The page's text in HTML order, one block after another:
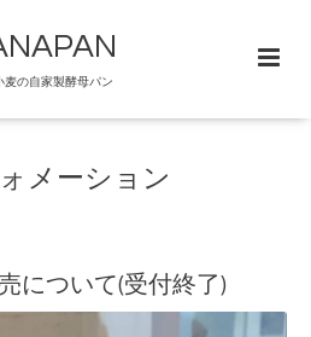
麦の自家製酵母パン
メーション
について(受付終了)